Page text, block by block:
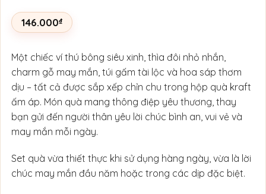
146.000₫
Một chiếc ví thú bông siêu xinh, thìa đôi nhỏ nhắn,
charm gỗ may mắn, túi gấm tài lộc và hoa sáp thơm
dịu – tất cả được sắp xếp chỉn chu trong hộp quà kraft
ấm áp. Món quà mang thông điệp yêu thương, thay
bạn gửi đến người thân yêu lời chúc bình an, vui vẻ và
may mắn mỗi ngày.
Set quà vừa thiết thực khi sử dụng hàng ngày, vừa là lời
chúc may mắn đầu năm hoặc trong các dịp đặc biệt.